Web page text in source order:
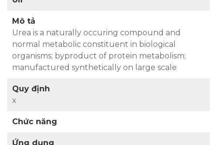
Mô tả
Urea is a naturally occuring compound and
normal metabolic constituent in biological
organisms; byproduct of protein metabolism;
manufactured synthetically on large scale
Quy định
x
Chức năng
Ứng dụng